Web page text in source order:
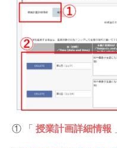
① 「 授業計画詳細情報